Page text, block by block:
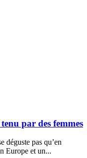
par des femmes
déguste pas qu’en
Europe et un...